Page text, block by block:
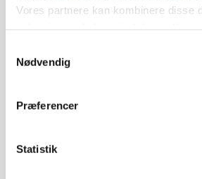
Vores partnere kan kombinere disse
Nødvendig
Præferencer
Statistik
Terrasse
Indkørsel